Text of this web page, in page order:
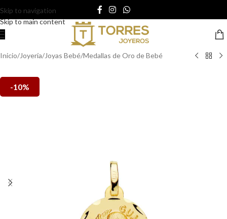
Skip to navigation
Skip to main content
Inicio/Joyería/Joyas Bebé/Medallas de Oro de Bebé
-10%